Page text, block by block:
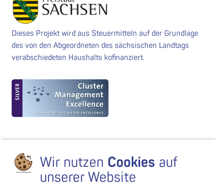
Dieses Projekt wird aus Steuermitteln auf der Grundlage
des von den Abgeordneten des sächsischen Landtags
verabschiedeten Haushalts kofinanziert.
Wir nutzen Cookies auf
unserer Website